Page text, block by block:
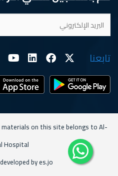
تابعنا
on this site belongs to Al-
Hospital
by es.jo